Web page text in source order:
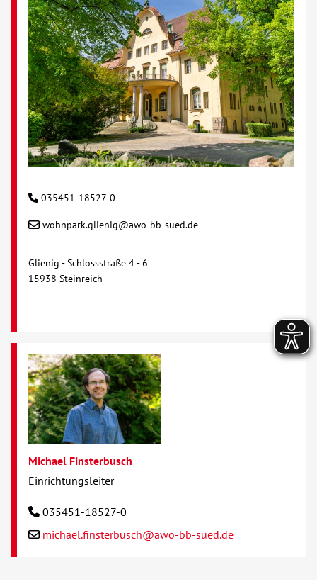
035451-18527-0
wohnpark.glienig@awo-bb-sued.de
Glienig - Schlossstraße 4 - 6
15938 Steinreich
Michael Finsterbusch
Einrichtungsleiter
035451-18527-0
michael.finsterbusch@awo-bb-sued.de